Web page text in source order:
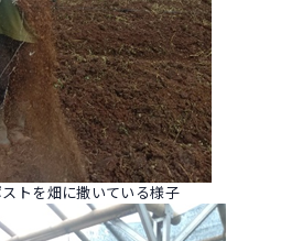
トを畑に撒いている様子